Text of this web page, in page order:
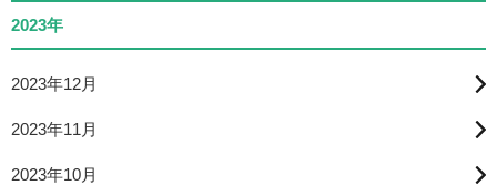
2023年
2023年12月
2023年11月
2023年10月